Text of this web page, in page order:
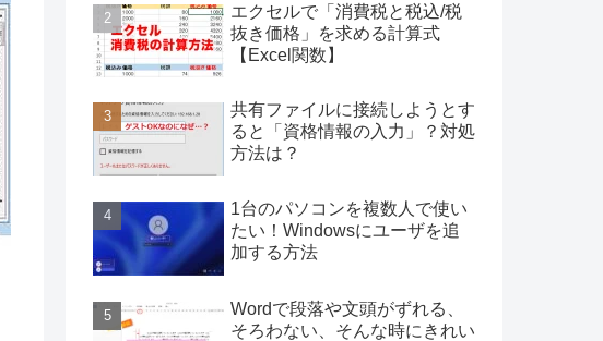
エクセルで「消費税と税込/税
抜き価格」を求める計算式
【Excel関数】
共有ファイルに接続しようとす
ると「資格情報の入力」？対処
方法は？
1台のパソコンを複数人で使い
たい！Windowsにユーザを追
加する方法
Wordで段落や文頭がずれる、
そろわない、そんな時にきれい